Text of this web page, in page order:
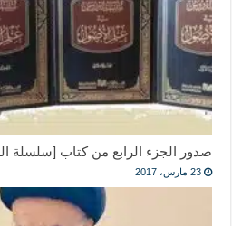
صدور الجزء الرابع من كتاب [سلسلة
23 مارس، 2017